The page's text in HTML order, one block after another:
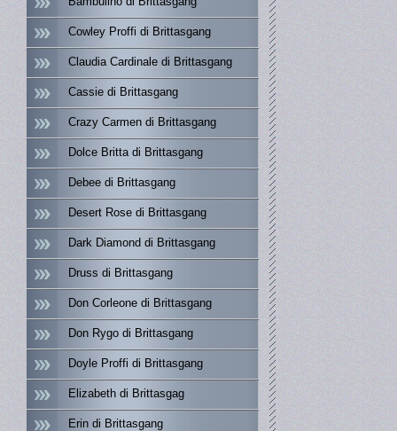
Cowley Proffi di Brittasgang
Claudia Cardinale di Brittasgang
Cassie di Brittasgang
Crazy Carmen di Brittasgang
Dolce Britta di Brittasgang
Debee di Brittasgang
Desert Rose di Brittasgang
Dark Diamond di Brittasgang
Druss di Brittasgang
Don Corleone di Brittasgang
Don Rygo di Brittasgang
Doyle Proffi di Brittasgang
Elizabeth di Brittasgag
Erin di Brittasgang